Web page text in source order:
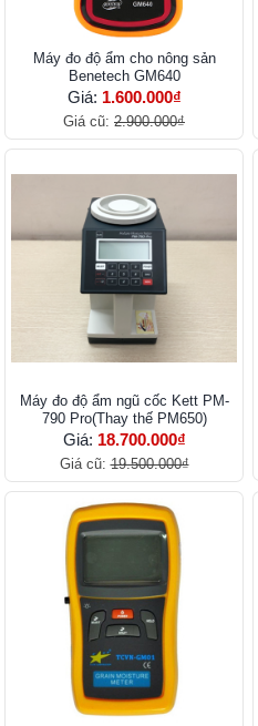
Máy đo độ ẩm cho nông sản
Benetech GM640
Giá: 1.600.000₫
Giá cũ: 2.900.000₫
Máy đo độ ẩm​ ngũ cốc Kett PM-
790 Pro(Thay thế PM650)
Giá: 18.700.000₫
Giá cũ:19.500.000₫